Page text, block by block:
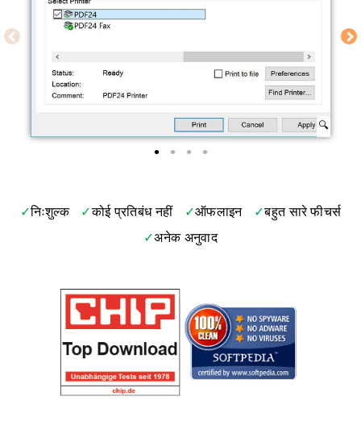
निःशुल्क कोई प्रतिबंध नहीं ऑफलाइन
बहुत सारे फीचर्स
अनेक अनुवाद